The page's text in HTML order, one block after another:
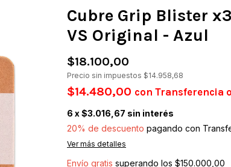
Cubre Grip Blister
VS Original - Azul
$18.100,00
Precio sin impuestos $14.958,68
$14.480,00 con Transferencia
6 x$3.016,67 sin interés
20% de descuento pagando con
Ver más detalles
Envío gratis superando los $150.000,00